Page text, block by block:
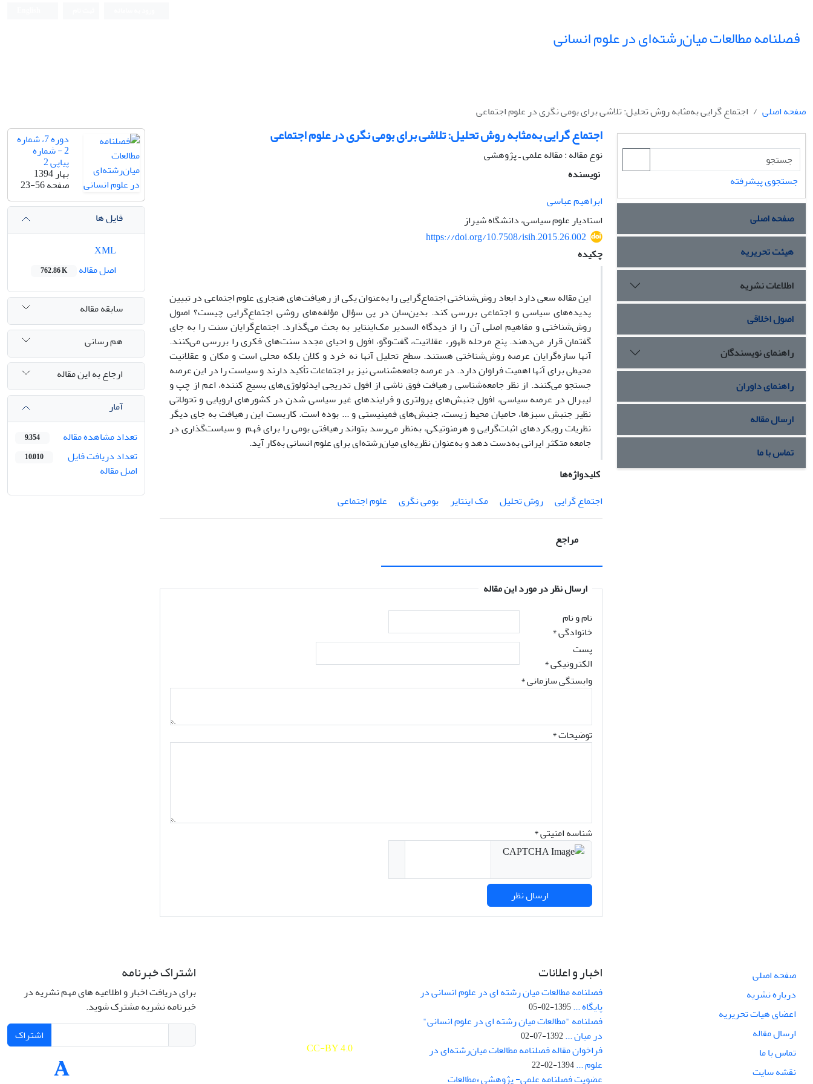
فصلنامه مطالعات میان‌رشته‌ای در علوم انسانی
صفحه اصلی اجتماع گرایی به‌مثابه روش تحلیل: تلاشی برای بومی نگری در علوم اجتماعی
اجتماع گرایی به‌مثابه روش تحلیل: تلاشی برای بومی نگری در علوم اجتماعی
نوع مقاله : مقاله علمی ـ پژوهشی
نویسنده
ابراهیم عباسی
استادیار علوم سیاسی، دانشگاه شیراز
https://doi.org/10.7508/isih.2015.26.002
چکیده
این مقاله سعی دارد ابعاد روششناختی اجتماعگرایی را بهعنوان یکی از رهیافتهای هنجاری علوم اجتماعی در تبیین
پدیدههای سیاسی و اجتماعی بررسی کند. بدینسان در پی سؤال مؤلفههای روشی اجتماعگرایی چیست؟ اصول
روششناختی و مفاهیم اصلی آن را از دیدگاه السدیر مکاینتایر به بحث میگذارد. اجتماعگرایان سنت را به جای
گفتمان قرار میدهند. پنج مرحله ظهور، عقلانیت، گفتوگو، افول و احیای مجدد سنتهای فکری را بررسی میکنند.
آنها سازهگرایان عرصه روششناختی هستند. سطح تحلیل آنها نه خرد و کلان بلکه محلی است و مکان و عقلانیت
محیطی برای آنها اهمیت فراوان دارد. در عرصه جامعهشناسی نیز بر اجتماعات تأکید دارند و سیاست را در این عرصه
جستجو میکنند. از نظر جامعهشناسی رهیافت فوق ناشی از افول تدریجی ایدئولوژیهای بسیج کننده، اعم از چپ و
لیبرال در عرصه سیاسی، افول جنبشهای پرولتری و فرایندهای غیر سیاسی شدن در کشورهای اروپایی و تحولاتی
نظیر جنبش سبزها، حامیان محیط زیست، جنبشهای فمینیستی و ... بوده است. کاربست این رهیافت به جای دیگر
نظریات رویکردهای اثباتگرایی و هرمنوتیکی، بهنظر میرسد بتواند رهیافتی بومی را برای فهم و سیاستگذاری در
جامعه متکثر ایرانی بهدست دهد و بهعنوان نظریهای میانرشتهای برای علوم انسانی بهکار آید.
کلیدواژه‌ها
اجتماع گرایی
روش تحلیل مک اینتایر بومی نگری علوم اجتماعی
مراجع
ارسال نظر در مورد این مقاله
نام و نام
خانوادگی*
پست
الکترونیکی*
وابستگی سازمانی *
توضیحات *
شناسه امنیتی *
دوره 7، شماره
2 - شماره
پیاپی 2
بهار 1394
صفحه23-56
فایل ها
اصل مقاله
762.86 K
سابقه مقاله
هم رسانی
ارجاع به این مقاله
آمار
تعداد مشاهده مقاله
9,354
تعداد دریافت فایل
اصل مقاله
10,010
جستجوی پیشرفته
صفحه اصلی
هیئت تحریریه
اطلاعات نشریه
اصول اخلاقی
راهنمای نویسندگان
راهنمای داوران
ارسال مقاله
تماس با ما
صفحه اصلی
درباره نشریه
اعضای هیات تحریریه
ارسال مقاله
تماس با ما
نقشه سایت
اخبار و اعلانات
فصلنامه مطالعات میان رشته ای در علوم انسانی در
پایگاه ...1395-02-05
فصلنامه "مطالعات میان رشته ای در علوم انسانی"
در میان ...1392-07-02
فراخوان مقاله فصلنامه مطالعات میان‌رشته‌ای در
علوم ...1394-02-22
عضویت فصلنامه علمی- پژوهشی «مطالعات
CC-BY 4.0
اشتراک خبرنامه
برای دریافت اخبار و اطلاعیه های مهم نشریه در
خبرنامه نشریه مشترک شوید.
اشتراک